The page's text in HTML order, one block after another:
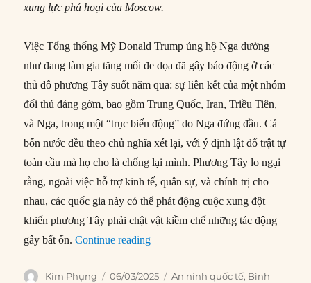
xung lực phá hoại của Moscow.
Việc Tổng thống Mỹ Donald Trump ủng hộ Nga dường
như đang làm gia tăng mối đe dọa đã gây báo động ở các
thủ đô phương Tây suốt năm qua: sự liên kết của một nhóm
đối thủ đáng gờm, bao gồm Trung Quốc, Iran, Triều Tiên,
và Nga, trong một “trục biến động” do Nga đứng đầu. Cả
bốn nước đều theo chủ nghĩa xét lại, với ý định lật đổ trật tự
toàn cầu mà họ cho là chống lại mình. Phương Tây lo ngại
rằng, ngoài việc hỗ trợ kinh tế, quân sự, và chính trị cho
nhau, các quốc gia này có thể phát động cuộc xung đột
khiến phương Tây phải chật vật kiềm chế những tác động
gây bất ổn.Continue reading“Nga sẵn lòng gây biến động toàn
Author
Kim Phụng
Posted
06/03/2025 Categories
An ninh quốc tế, Bình